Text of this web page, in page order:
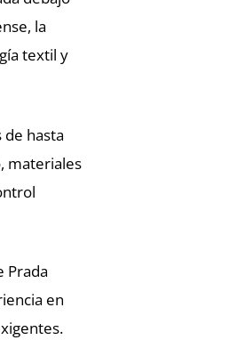
la
textil y
hasta
materiales
Prada
en